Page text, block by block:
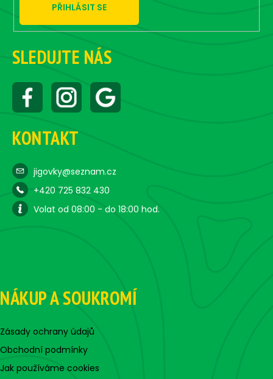
PŘIHLÁSIT SE
SLEDUJTE NÁS
KONTAKT
jigovky@seznam.cz
+420 725 832 430
Volat od 08:00 - do 18:00 hod.
NÁKUP A SOUKROMÍ
Zásady ochrany údajů
Obchodní podmínky
Jak používáme cookies